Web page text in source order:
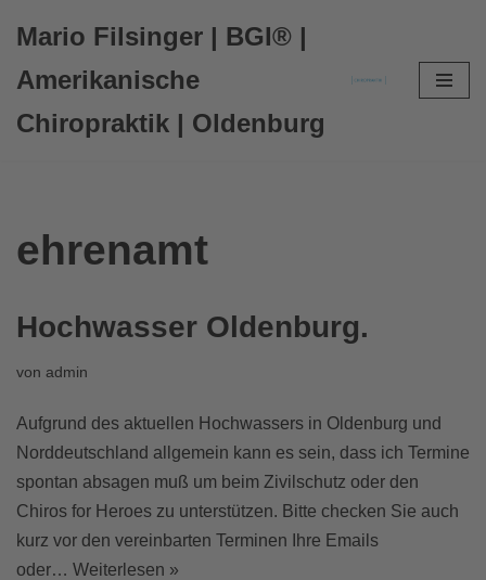
Inhalt
springen
Mario Filsinger | BGI® |
Amerikanische
Chiropraktik | Oldenburg
ehrenamt
Hochwasser Oldenburg.
von admin
Aufgrund des aktuellen Hochwassers in Oldenburg und
Norddeutschland allgemein kann es sein, dass ich Termine
spontan absagen muß um beim Zivilschutz oder den
Chiros for Heroes zu unterstützen. Bitte checken Sie auch
kurz vor den vereinbarten Terminen Ihre Emails
oder… Weiterlesen »